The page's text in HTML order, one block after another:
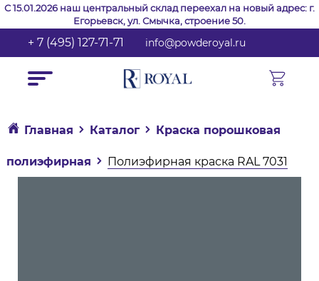
С 15.01.2026 наш центральный склад переехал на новый адрес: г.
Егорьевск, ул. Смычка, строение 50.
+ 7 (495) 127-71-71 info@powderoyal.ru
Главная Каталог Краска порошковая
полиэфирная Полиэфирная краска RAL 7031